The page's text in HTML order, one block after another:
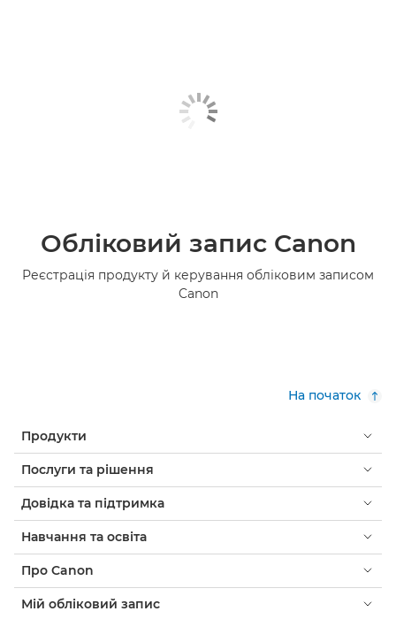
Обліковий запис Canon
Реєстрація продукту й керування обліковим записом
Canon
На початок
Продукти
Послуги та рішення
Довідка та підтримка
Навчання та освіта
Про Canon
Мій обліковий запис